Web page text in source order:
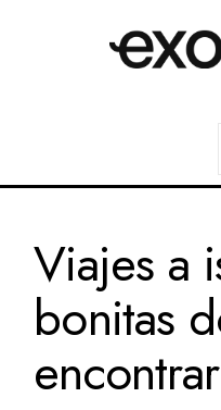
Viajes a
bonitas